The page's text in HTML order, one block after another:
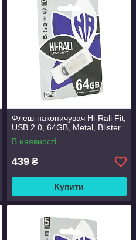
Флеш-накопичувач Hi-Rali Fit,
USB 2.0, 64GB, Metal, Blister
В наявності
439 ₴
Купити